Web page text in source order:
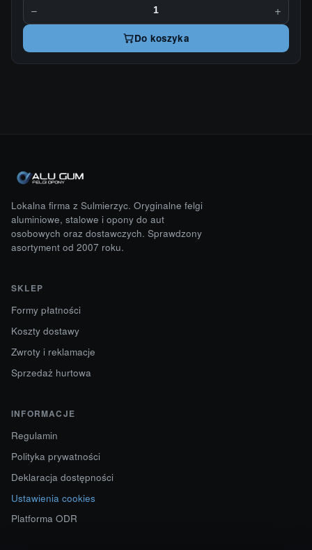
− +
Do koszyka
Lokalna firma z Sulmierzyc. Oryginalne felgi
aluminiowe, stalowe i opony do aut
osobowych oraz dostawczych. Sprawdzony
asortyment od 2007 roku.
SKLEP
Formy płatności
Koszty dostawy
Zwroty i reklamacje
Sprzedaż hurtowa
INFORMACJE
Regulamin
Polityka prywatności
Deklaracja dostępności
Ustawienia cookies
Platforma ODR